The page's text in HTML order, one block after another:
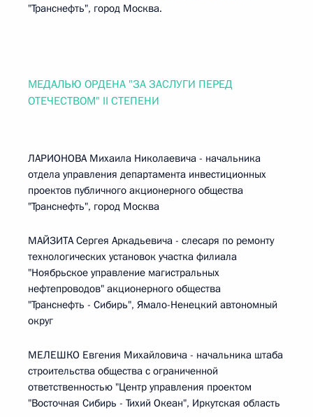
"Транснефть", город Москва.
МЕДАЛЬЮ ОРДЕНА "ЗА ЗАСЛУГИ ПЕРЕД
ОТЕЧЕСТВОМ" II СТЕПЕНИ
ЛАРИОНОВА Михаила Николаевича - начальника
отдела управления департамента инвестиционных
проектов публичного акционерного общества
"Транснефть", город Москва
МАЙЗИТА Сергея Аркадьевича - слесаря по ремонту
технологических установок участка филиала
"Ноябрьское управление магистральных
нефтепроводов" акционерного общества
"Транснефть - Сибирь", Ямало-Ненецкий автономный
округ
МЕЛЕШКО Евгения Михайловича - начальника штаба
строительства общества с ограниченной
ответственностью "Центр управления проектом
"Восточная Сибирь - Тихий Океан", Иркутская область